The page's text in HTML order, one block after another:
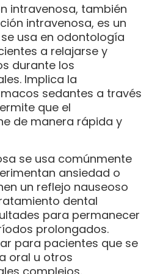
intravenosa, también
intravenosa, es un
usa en odontología
a relajarse y
durante los
Implica la
sedantes a través
que el
de manera rápida y
se usa comúnmente
ansiedad o
un reflejo nauseoso
dental
para permanecer
prolongados.
para pacientes que se
oral u otros